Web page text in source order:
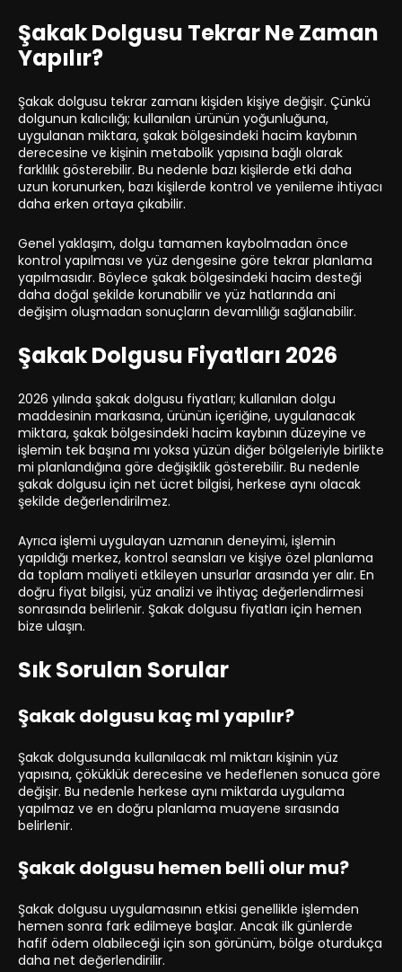
Şakak Dolgusu Tekrar Ne Zaman
Yapılır?
Şakak dolgusu tekrar zamanı kişiden kişiye değişir. Çünkü
dolgunun kalıcılığı; kullanılan ürünün yoğunluğuna,
uygulanan miktara, şakak bölgesindeki hacim kaybının
derecesine ve kişinin metabolik yapısına bağlı olarak
farklılık gösterebilir. Bu nedenle bazı kişilerde etki daha
uzun korunurken, bazı kişilerde kontrol ve yenileme ihtiyacı
daha erken ortaya çıkabilir.
Genel yaklaşım, dolgu tamamen kaybolmadan önce
kontrol yapılması ve yüz dengesine göre tekrar planlama
yapılmasıdır. Böylece şakak bölgesindeki hacim desteği
daha doğal şekilde korunabilir ve yüz hatlarında ani
değişim oluşmadan sonuçların devamlılığı sağlanabilir.
Şakak Dolgusu Fiyatları 2026
2026 yılında şakak dolgusu fiyatları; kullanılan dolgu
maddesinin markasına, ürünün içeriğine, uygulanacak
miktara, şakak bölgesindeki hacim kaybının düzeyine ve
işlemin tek başına mı yoksa yüzün diğer bölgeleriyle birlikte
mi planlandığına göre değişiklik gösterebilir. Bu nedenle
şakak dolgusu için net ücret bilgisi, herkese aynı olacak
şekilde değerlendirilmez.
Ayrıca işlemi uygulayan uzmanın deneyimi, işlemin
yapıldığı merkez, kontrol seansları ve kişiye özel planlama
da toplam maliyeti etkileyen unsurlar arasında yer alır. En
doğru fiyat bilgisi, yüz analizi ve ihtiyaç değerlendirmesi
sonrasında belirlenir. Şakak dolgusu fiyatları için hemen
bize ulaşın.
Sık Sorulan Sorular
Şakak dolgusu kaç ml yapılır?
Şakak dolgusunda kullanılacak ml miktarı kişinin yüz
yapısına, çöküklük derecesine ve hedeflenen sonuca göre
değişir. Bu nedenle herkese aynı miktarda uygulama
yapılmaz ve en doğru planlama muayene sırasında
belirlenir.
Şakak dolgusu hemen belli olur mu?
Şakak dolgusu uygulamasının etkisi genellikle işlemden
hemen sonra fark edilmeye başlar. Ancak ilk günlerde
hafif ödem olabileceği için son görünüm, bölge oturdukça
daha net değerlendirilir.